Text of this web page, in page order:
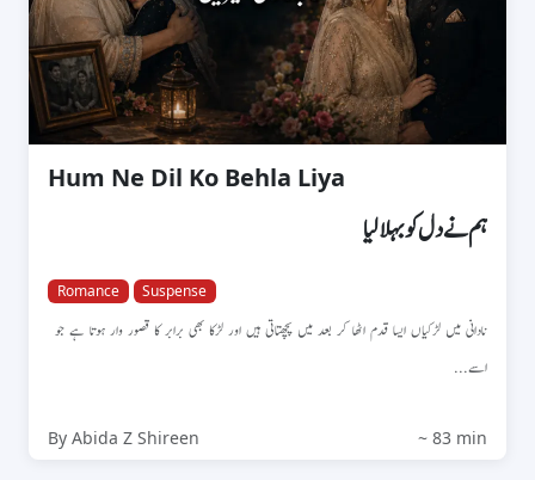
Hum Ne Dil Ko Behla Liya
ہم نے دل کو بہلا لیا
Romance Suspense
نادانی میں لڑکیاں ایسا قدم اٹھا کر بعد میں پچھتاتی ہیں اور لڑکا بھی برابر کا قصور وار ہوتا ہے جو
اسے...
By Abida Z Shireen ~ 83 min